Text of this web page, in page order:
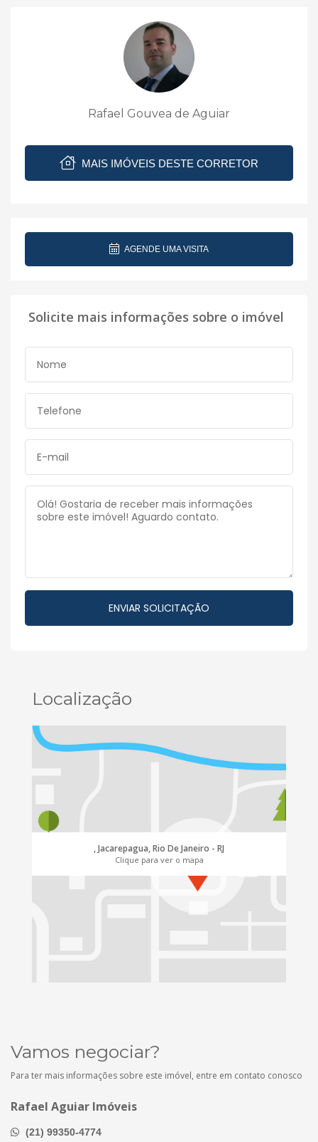
Rafael Gouvea de Aguiar
MAIS IMÓVEIS DESTE CORRETOR
AGENDE UMA VISITA
Solicite mais informações sobre o imóvel
Localização
, Jacarepagua, Rio De Janeiro - RJ
Clique para ver o mapa
Vamos negociar?
Para ter mais informações sobre este imóvel, entre em contato conosco
Rafael Aguiar Imóveis
(21) 99350-4774